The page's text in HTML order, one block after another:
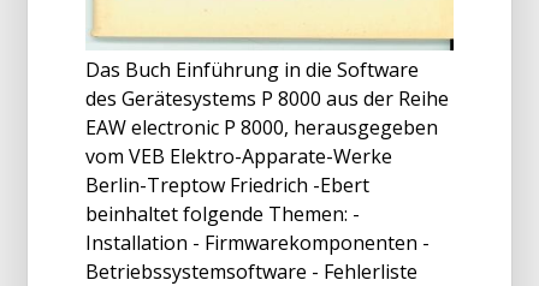
Das Buch Einführung in die Software
des Gerätesystems P 8000 aus der Reihe
EAW electronic P 8000, herausgegeben
vom VEB Elektro-Apparate-Werke
Berlin-Treptow Friedrich -Ebert
beinhaltet folgende Themen: -
Installation - Firmwarekomponenten -
Betriebssystemsoftware - Fehlerliste